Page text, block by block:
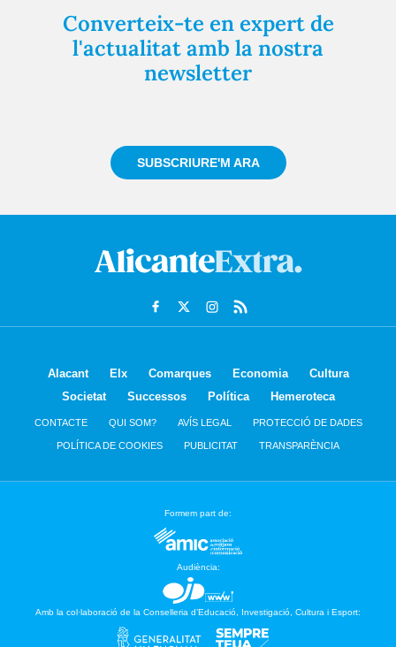
Converteix-te en expert de
l'actualitat amb la nostra
newsletter
SUBSCRIURE'M ARA
Alacant Elx Comarques Economia
Cultura
Societat
Successos Política Hemeroteca
CONTACTE QUI SOM? AVÍS LEGAL PROTECCIÓ DE DADES
POLÍTICA DE COOKIES PUBLICITAT TRANSPARÈNCIA
Formem part de:
Audiència:
Amb la col·laboració de la Conselleria d’Educació, Investigació, Cultura i Esport: